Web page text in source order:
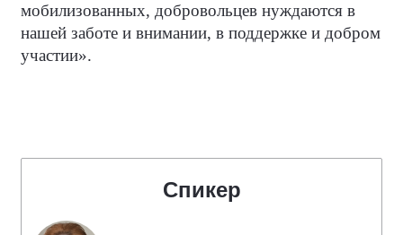
мобилизованных, добровольцев нуждаются в
нашей заботе и внимании, в поддержке и добром
участии».
Спикер